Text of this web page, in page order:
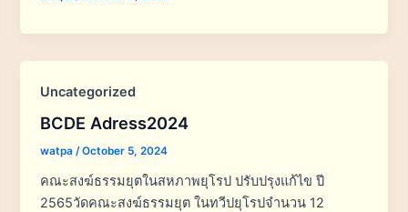
Uncategorized
BCDE Adress2024
watpa/October 5, 2024
คณะสงฆ์ธรรมยุตในสหภาพยุโรป ปรับปรุงแก้ไข ปี
2565วัดคณะสงฆ์ธรรมยุต ในทวีปยุโรปจำนวน 12